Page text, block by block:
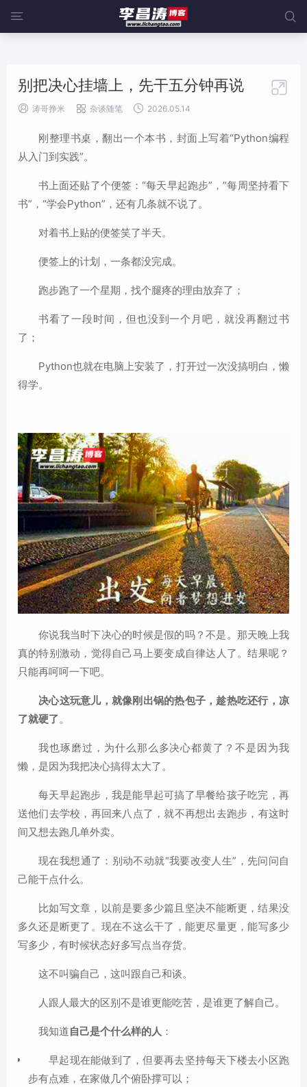
@media screen and (max-width:919px){ .sidebar {display: block;
width: 100%;margin-left: 0;} }
 

别把决心挂墙上，先干五分钟再说
 涛哥挣米  杂谈随笔  2026.05.14
刚整理书桌，翻出一个本书，封面上写着“Python编程
从入门到实践”。
书上面还贴了个便签：“每天早起跑步”，“每周坚持看下
书”，“学会Python”，还有几条就不说了。
对着书上贴的便签笑了半天。
便签上的计划，一条都没完成。
跑步跑了一个星期，找个腿疼的理由放弃了；
书看了一段时间，但也没到一个月吧，就没再翻过书
了；
Python也就在电脑上安装了，打开过一次没搞明白，懒
得学。
你说我当时下决心的时候是假的吗？不是。那天晚上我
真的特别激动，觉得自己马上要变成自律达人了。结果呢？
只能再呵呵一下吧。
决心这玩意儿，就像刚出锅的热包子，趁热吃还行，凉
了就硬了。
我也琢磨过，为什么那么多决心都黄了？不是因为我
懒，是因为我把决心搞得太大了。
每天早起跑步，我是能早起可搞了早餐给孩子吃完，再
送他们去学校，再回来八点了，就不再想出去跑步，有这时
间又想去跑几单外卖。
现在我想通了：别动不动就“我要改变人生”，先问问自
己能干点什么。
比如写文章，以前是要多少篇且坚决不能断更，结果没
多久还是断更了。现在不这么干了，能更尽量更，能写多少
写多少，有时候状态好多写点当存货。
这不叫骗自己，这叫跟自己和谈。
人跟人最大的区别不是谁更能吃苦，是谁更了解自己。
我知道自己是个什么样的人 ：
早起现在能做到了，但要再去坚持每天下楼去小区跑
步有点难，在家做几个俯卧撑可以；